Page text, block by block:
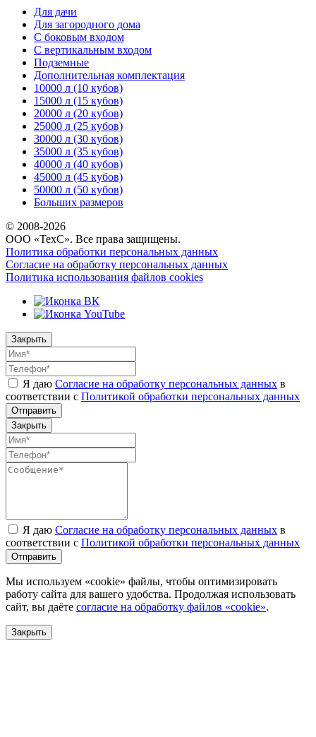
Для дачи
Для загородного дома
С боковым входом
С вертикальным входом
Подземные
Дополнительная комплектация
10000 л (10 кубов)
15000 л (15 кубов)
20000 л (20 кубов)
25000 л (25 кубов)
30000 л (30 кубов)
35000 л (35 кубов)
40000 л (40 кубов)
45000 л (45 кубов)
50000 л (50 кубов)
Больших размеров
© 2008-2026
ООО «ТехС». Все права защищены.
Политика обработки персональных данных
Согласие на обработку персональных данных
Политика использования файлов cookies
Закрыть
Я даю Согласие на обработку персональных данных в
соответствии с Политикой обработки персональных данных
Отправить
Закрыть
Я даю Согласие на обработку персональных данных в
соответствии с Политикой обработки персональных данных
Отправить
Мы используем «cookie» файлы, чтобы оптимизировать
работу сайта для вашего удобства. Продолжая использовать
сайт, вы даёте согласие на обработку файлов «cookie».
Закрыть